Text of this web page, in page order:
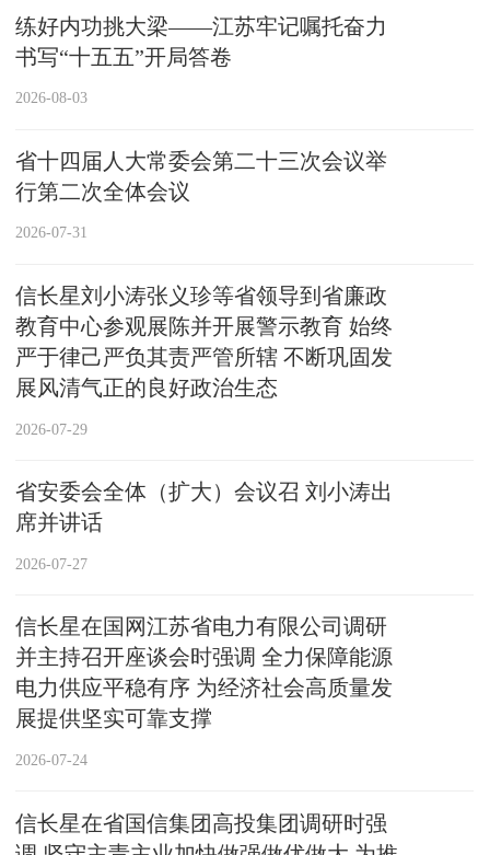
练好内功挑大梁——江苏牢记嘱托奋力
书写“十五五”开局答卷
2026-08-03
省十四届人大常委会第二十三次会议举
行第二次全体会议
2026-07-31
信长星刘小涛张义珍等省领导到省廉政
教育中心参观展陈并开展警示教育 始终
严于律己严负其责严管所辖 不断巩固发
展风清气正的良好政治生态
2026-07-29
省安委会全体（扩大）会议召 刘小涛出
席并讲话
2026-07-27
信长星在国网江苏省电力有限公司调研
并主持召开座谈会时强调 全力保障能源
电力供应平稳有序 为经济社会高质量发
展提供坚实可靠支撑
2026-07-24
信长星在省国信集团高投集团调研时强